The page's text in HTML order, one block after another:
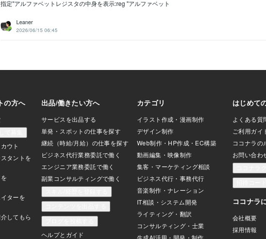
指定"アルファベットレジスタの中身を表示:reg "アルファベット
Leaner
2026/06/15 06:45